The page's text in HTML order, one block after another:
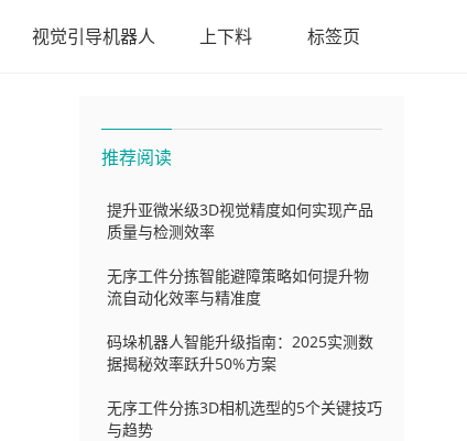
视觉引导机器人 上下料 标签页
推荐阅读
提升亚微米级3D视觉精度如何实现产品
质量与检测效率
无序工件分拣智能避障策略如何提升物
流自动化效率与精准度
码垛机器人智能升级指南：2025实测数
据揭秘效率跃升50%方案
无序工件分拣3D相机选型的5个关键技巧
与趋势